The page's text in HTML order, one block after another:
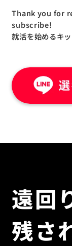
Thank you for
subscribe!
就活を始めるキ
遠回
残さ